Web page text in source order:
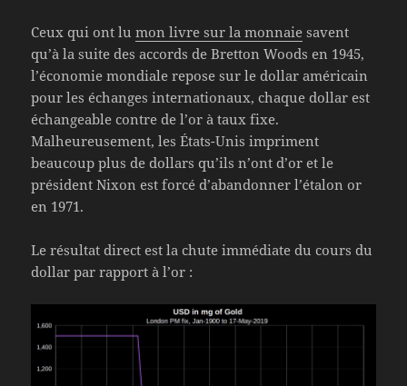
Ceux qui ont lumon livre sur la monnaie savent
qu’à la suite des accords de Bretton Woods en 1945,
l’économie mondiale repose sur le dollar américain
pour les échanges internationaux, chaque dollar est
échangeable contre de l’or à taux fixe.
Malheureusement, les États-Unis impriment
beaucoup plus de dollars qu’ils n’ont d’or et le
président Nixon est forcé d’abandonner l’étalon or
en 1971.
Le résultat direct est la chute immédiate du cours du
dollar par rapport à l’or :